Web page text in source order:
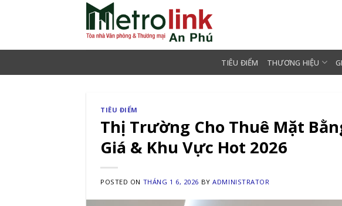
TIÊU ĐIỂM THƯƠNG HIỆU
TIÊU ĐIỂM
Thị Trường Cho Thuê Mặt
Giá & Khu Vực Hot 2026
POSTED ON THÁNG 1 6, 2026 BYADMINISTRATOR